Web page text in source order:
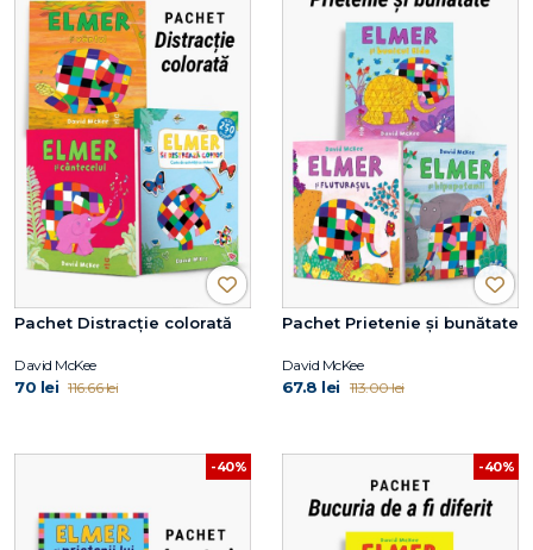
Pachet Distracție colorată
David McKee
70 lei 116.66 lei
Pachet Prietenie și bunătate
David McKee
67.8 lei 113.00 lei
-40% -40%